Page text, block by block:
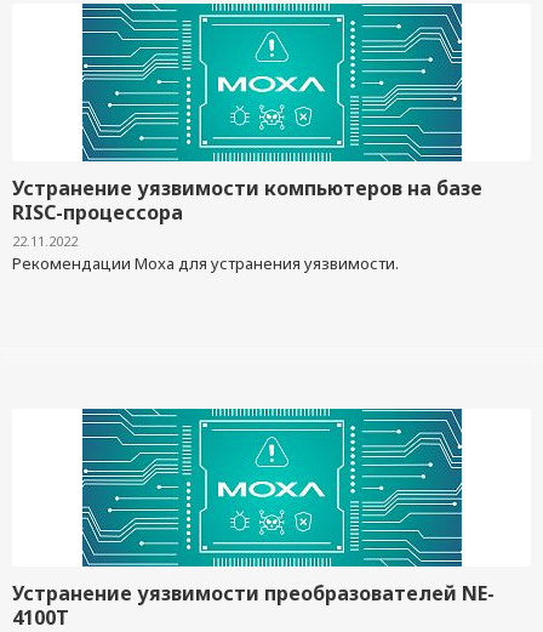
Устранение уязвимости компьютеров на базе
RISC-процессора
22.11.2022
Рекомендации Moxa для устранения уязвимости.
Устранение уязвимости преобразователей NE-
4100T